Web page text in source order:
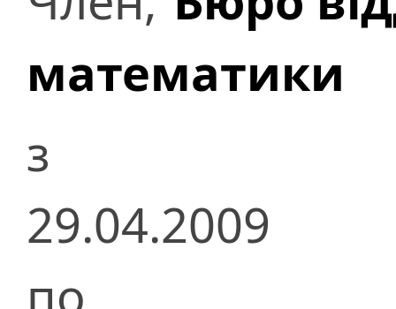
математики
з
29.04.2009
по